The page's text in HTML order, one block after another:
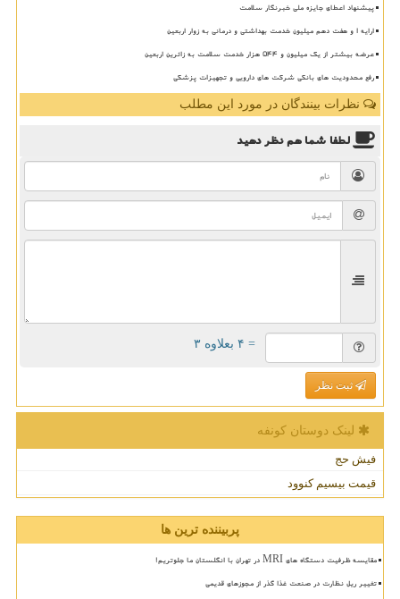
پیشنهاد اعطای جایزه ملی خبرنگار سلامت
ارایه ۱ و هفت دهم میلیون خدمت بهداشتی و درمانی به زوار اربعین
عرضه بیشتر از یک میلیون و ۵۴۴ هزار خدمت سلامت به زائرین اربعین
رفع محدودیت های بانکی شرکت های دارویی و تجهیزات پزشکی
نظرات بینندگان در مورد این مطلب
لطفا شما همنظر دهید
= ۴ بعلاوه ۳
ثبت نظر
لینک دوستان كونفه
فیش حج
قیمت بیسیم کنوود
پربیننده ترین ها
مقایسه ظرفیت دستگاه های MRI در تهران با انگلستان ما جلوتریم!
تغییر ریل نظارت در صنعت غذا گذر از مجوزهای قدیمی